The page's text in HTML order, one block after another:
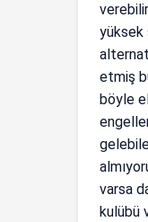
yüksek
etmiş
böyle
varsa
kulübü